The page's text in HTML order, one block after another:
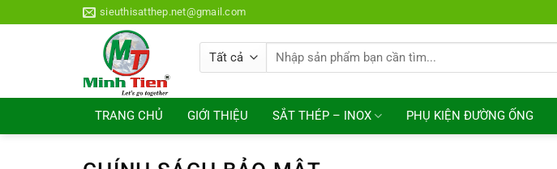
qua
sieuthisatthep.net@gmail.com
Tìm
TRANG CHỦ GIỚI THIỆU SẮT THÉP – INOX PHỤ KIỆN ĐƯỜNG ỐNG